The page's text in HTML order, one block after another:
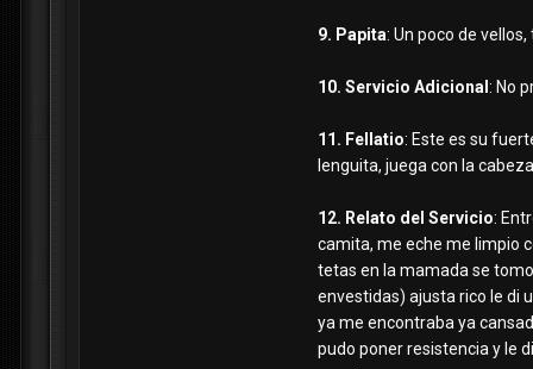
9. Papita: Un poco de
10. Servicio Adicional : No
11. Fellatio: Este es su
lenguita, juega con la
12. Relato del Servicio:
camita, me eche me limpio
tetas en la mamada se
envestidas) ajusta rico le di
ya me encontraba ya
pudo poner resistencia y le